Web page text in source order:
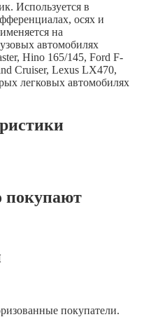
Используется в
осях и
на
автомобилях
Hino 165/145, Ford F-
Cruiser, Lexus LX470,
легковых автомобилях
покупают
покупатели.